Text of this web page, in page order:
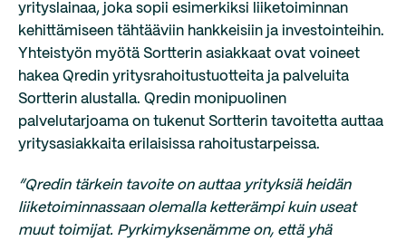
yrityslainaa, joka sopii esimerkiksi liiketoiminnan
kehittämiseen tähtääviin hankkeisiin ja investointeihin.
Yhteistyön myötä Sortterin asiakkaat ovat voineet
hakea Qredin yritysrahoitustuotteita ja palveluita
Sortterin alustalla. Qredin monipuolinen
palvelutarjoama on tukenut Sortterin tavoitetta auttaa
yritysasiakkaita erilaisissa rahoitustarpeissa.
“Qredin tärkein tavoite on auttaa yrityksiä heidän
liiketoiminnassaan olemalla ketterämpi kuin useat
muut toimijat. Pyrkimyksenämme on, että yhä